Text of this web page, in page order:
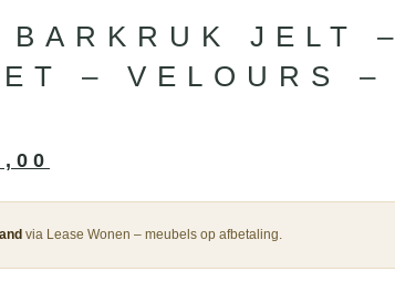
BARKRUK JELT –
– VELOURS –
via Lease Wonen – meubels op afbetaling.